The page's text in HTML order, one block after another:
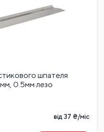
шпателя
0.5мм лезо
від 37 ₴/міс